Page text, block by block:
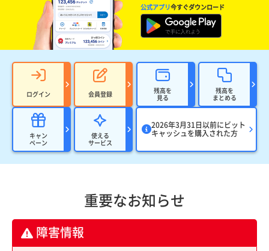
公式アプリ今すぐダウンロード
ログイン 会員登録
残高を
見る
残高を
まとめる
キャン
ペーン
使える
サービス
2026年3月31日以前にビット
キャッシュを購入された方
重要なお知らせ
障害情報